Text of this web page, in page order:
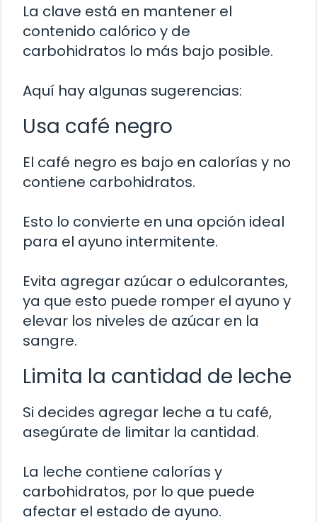
La clave está en mantener el
contenido calórico y de
carbohidratos lo más bajo posible.
Aquí hay algunas sugerencias:
Usa café negro
El café negro es bajo en calorías y no
contiene carbohidratos.
Esto lo convierte en una opción ideal
para el ayuno intermitente.
Evita agregar azúcar o edulcorantes,
ya que esto puede romper el ayuno y
elevar los niveles de azúcar en la
sangre.
Limita la cantidad de leche
Si decides agregar leche a tu café,
asegúrate de limitar la cantidad.
La leche contiene calorías y
carbohidratos, por lo que puede
afectar el estado de ayuno.